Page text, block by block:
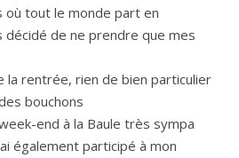
où tout le monde part en
décidé de ne prendre que mes
la rentrée, rien de bien particulier
bouchons
end à la Baule très sympa
également participé à mon